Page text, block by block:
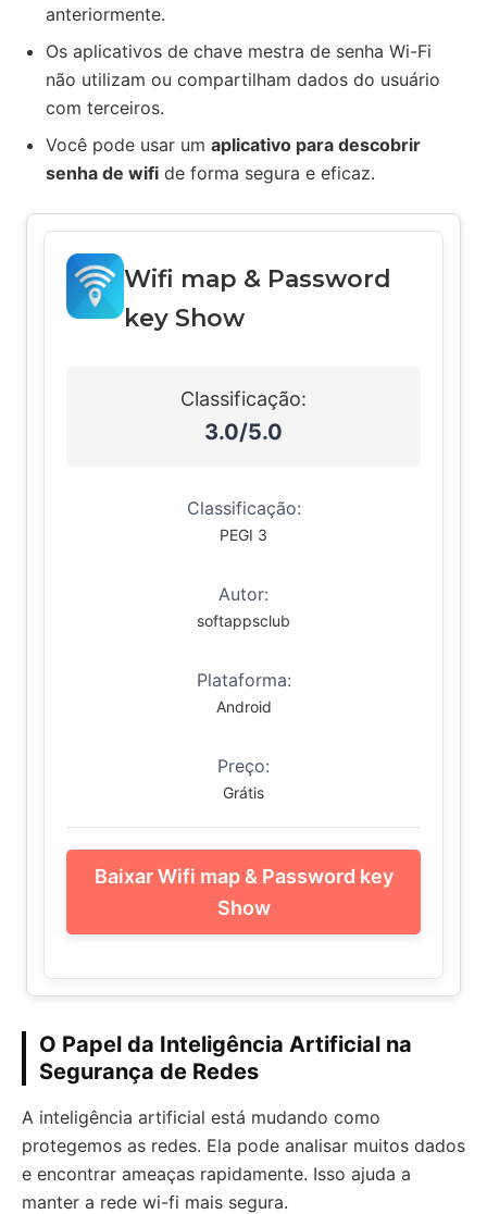
anteriormente.
Os aplicativos de chave mestra de senha Wi-Fi
não utilizam ou compartilham dados do usuário
com terceiros.
Você pode usar um aplicativo para descobrir
senha de wifi de forma segura e eficaz.
Wifi map & Password
key Show
Classificação:
3.0/5.0
Classificação:
PEGI 3
Autor:
softappsclub
Plataforma:
Android
Preço:
Grátis
Baixar Wifi map & Password key
Show
O Papel da Inteligência Artificial na
Segurança de Redes
A inteligência artificial está mudando como
protegemos as redes. Ela pode analisar muitos dados
e encontrar ameaças rapidamente. Isso ajuda a
manter a rede wi-fi mais segura.